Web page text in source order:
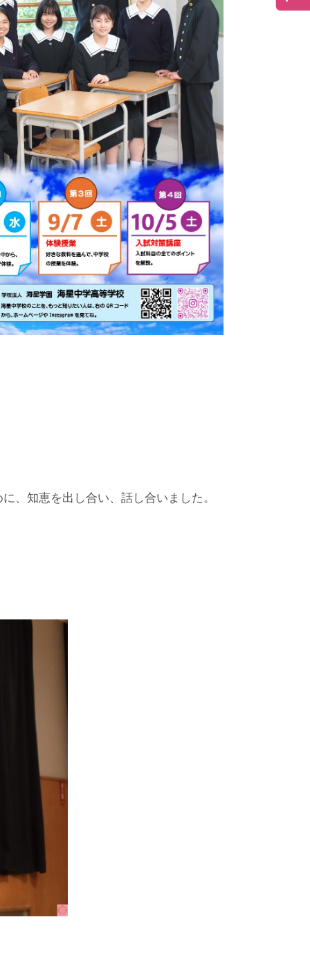
、知恵を出し合い、話し合いました。